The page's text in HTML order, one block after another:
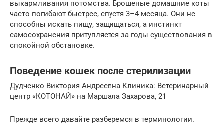
выкармливания потомства. Брошеные домашние коты
часто погибают быстрее, спустя 3–4 месяца. Они не
способны искать пищу, защищаться, а инстинкт
самосохранения притупляется за годы существования в
спокойной обстановке.
Поведение кошек после стерилизации
Дудченко Виктория Андреевна Клиника: Ветеринарный
центр «КОТОНАЙ» на Маршала Захарова, 21
Прежде всего давайте разберемся в терминологии.